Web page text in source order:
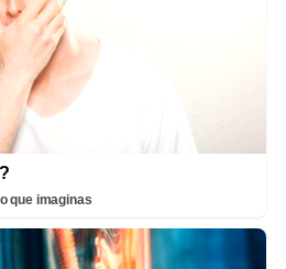
que imaginas